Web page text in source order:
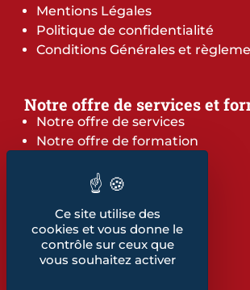
Mentions Légales
Politique de confidentialité
Conditions Générales et
Notre offre de services et
Notre offre de services
Notre offre de formation
Les indicateurs
Retrouvez également...
Notre glossaire
Ce site utilise des
cookies et vous donne le
contrôle sur ceux que
vous souhaitez activer